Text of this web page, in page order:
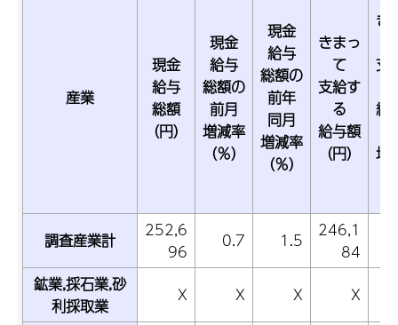
産業
現金
給与
総額
（円）
現金
給与
総額の
前月
増減率
（％）
現金
給与
総額の
前年
同月
増減率
（％）
きまっ
て
支給す
る
給与額
（円）
き
支
給
増
調査産業計
252,6
96
0.7 1.5
246,1
84
鉱業,採石業,砂
利採取業
X X X X